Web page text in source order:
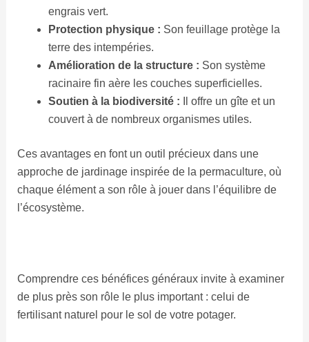
engrais vert.
Protection physique : Son feuillage protège la
terre des intempéries.
Amélioration de la structure : Son système
racinaire fin aère les couches superficielles.
Soutien à la biodiversité : Il offre un gîte et un
couvert à de nombreux organismes utiles.
Ces avantages en font un outil précieux dans une
approche de jardinage inspirée de la permaculture, où
chaque élément a son rôle à jouer dans l’équilibre de
l’écosystème.
Comprendre ces bénéfices généraux invite à examiner
de plus près son rôle le plus important : celui de
fertilisant naturel pour le sol de votre potager.